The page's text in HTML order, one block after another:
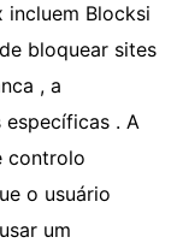
incluem Blocksi
bloquear sites
, a
. A
controlo
o usuário
um